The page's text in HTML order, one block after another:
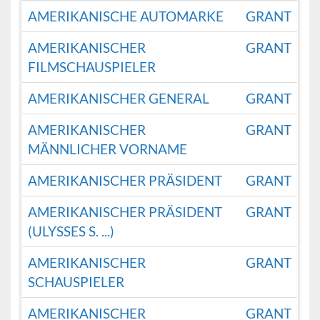
AMERIKANISCHE AUTOMARKE
GRANT
AMERIKANISCHER
FILMSCHAUSPIELER
GRANT
AMERIKANISCHER GENERAL
GRANT
AMERIKANISCHER
MÄNNLICHER VORNAME
GRANT
AMERIKANISCHER PRÄSIDENT
GRANT
AMERIKANISCHER PRÄSIDENT
(ULYSSES S. ...)
GRANT
AMERIKANISCHER
SCHAUSPIELER
GRANT
AMERIKANISCHER
GRANT